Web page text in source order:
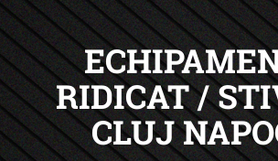
RIDICAT /
CLUJ